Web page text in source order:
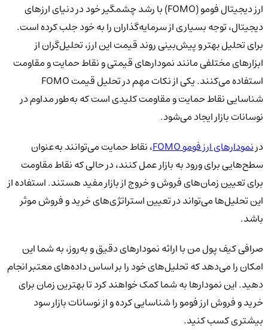
ارز دیجیتال فومو (FOMO) با رشد چشمگیر خود در دنیای ارزهای
دیجیتال، توجه بسیاری از سرمایه‌گذاران را به خود جلب کرده است.
برای تحلیل بهتر و پیش‌بینی روند قیمت این ارز، تحلیل‌گران از
ابزارهای مختلفی مانند نمودارهای قیمتی و نقاط حمایت و مقاومت
استفاده می‌کنند. یکی از نکات مهم در تحلیل قیمت FOMO
شناسایی نقاط حمایت و مقاومت کلیدی است که به‌طور مداوم در
نوسانات بازار ایجاد می‌شود.
درنمودارهای ارز فومو FOMO
، نقاط حمایت می‌توانند به‌عنوان
سطح‌هایی برای ورود به بازار عمل کنند، در حالی که نقاط مقاومت
برای تعیین زمان‌های فروش و خروج از بازار مفید هستند. استفاده از
این تحلیل‌ها می‌تواند در تعیین استراتژی‌های خرید و فروش موثر
باشد.
صرافی کیف پول من با ارائه نمودارهای دقیق و به‌روز، به شما این
امکان را می‌دهد که تحلیل‌های خود را بر اساس داده‌های معتبر انجام
دهید. این نمودارها به شما کمک خواهند کرد تا بهترین زمان برای
خرید و فروش ارز فومو را شناسایی کرده و از نوسانات بازار سود
بیشتری کسب کنید.